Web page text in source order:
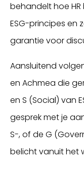
behandelt hoe
ESG-principes en
garantie voor
Aansluitend
en Achmea die
en S (Social) van
gesprek met je
S-, of de G
belicht vanuit het